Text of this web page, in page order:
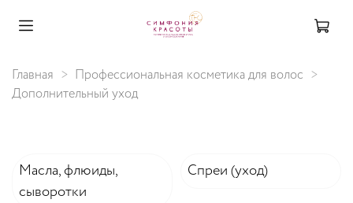
Главная
Профессиональная косметика для волос
Дополнительный уход
Масла, флюиды,
сыворотки
Спреи (уход)